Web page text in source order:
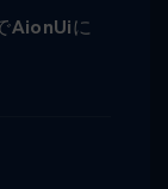
AionUiに